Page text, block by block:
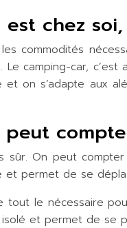
chez
commodités
camping-car,
on s’adapte aux
sûr. On peut
permet de se
le nécessaire
et permet de se